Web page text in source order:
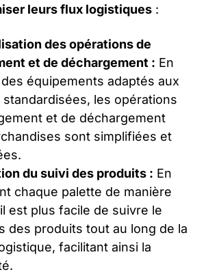
leurs flux logistiques :
des opérations de
et de déchargement : En
équipements adaptés aux
standardisées, les opérations
et de déchargement
sont simplifiées et
du suivi des produits : En
chaque palette de manière
est plus facile de suivre le
des produits tout au long de la
facilitant ainsi la